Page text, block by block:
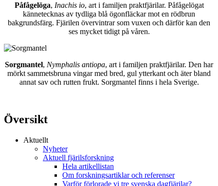
Påfågelöga, Inachis io, art i familjen praktfjärilar. Påfågelögat
kännetecknas av tydliga blå ögonfläckar mot en rödbrun
bakgrundsfärg. Fjärilen övervintrar som vuxen och därför kan den
ses mycket tidigt på våren.
Sorgmantel, Nymphalis antiopa, art i familjen praktfjärilar. Den har
mörkt sammetsbruna vingar med bred, gul ytterkant och äter bland
annat sav och rutten frukt. Sorgmantel finns i hela Sverige.
Översikt
Aktuellt
Nyheter
Aktuell fjärilsforskning
Hela artikellistan
Om forskningsartiklar och referenser
Varför förlorade vi tre svenska dagfjärilar?